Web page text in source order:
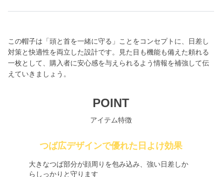
この帽子は「頭と首を一緒に守る」ことをコンセプトに、日差し
対策と快適性を両立した設計です。見た目も機能も備えた頼れる
一枚として、購入者に安心感を与えられるよう情報を補強して伝
えていきましょう。
POINT
アイテム特徴
つば広デザインで優れた日よけ効果
大きなつば部分が顔周りを包み込み、強い日差しか
らしっかりと守ります